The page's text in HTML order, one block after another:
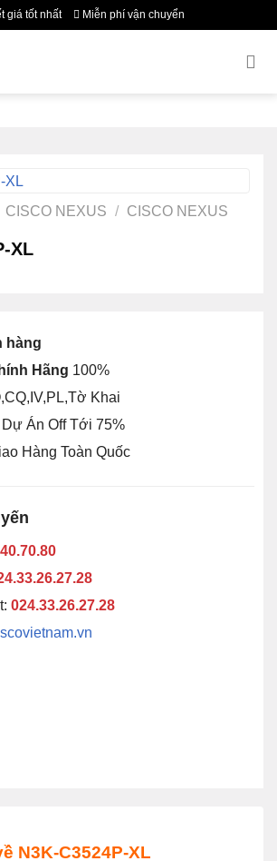
giá tốt nhất Miễn phí vận chuyển
CISCO NEXUS / CISCO NEXUS
XL
hàng
Hãng 100%
Khai
Án Off Tới 75%
Hàng Toàn Quốc
024.33.26.27.28
N3K-C3524P-XL